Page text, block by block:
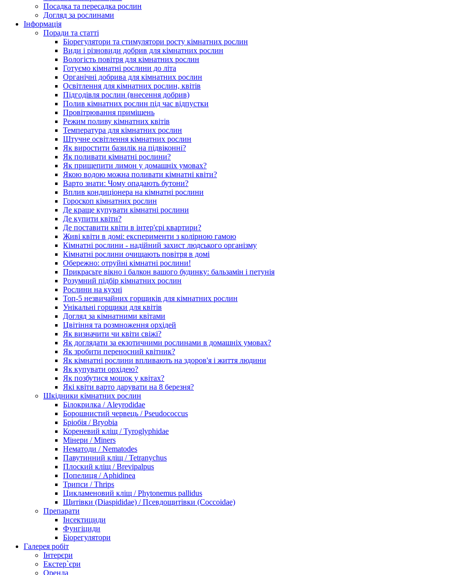
Посадка та пересадка рослин
Догляд за рослинами
Інформація
Поради та статті
Біорегулятори та стимулятори росту кімнатних рослин
Види і різновиди добрив для кімнатних рослин
Вологість повітря для кімнатних рослин
Готуємо кімнатні рослини до літа
Органічні добрива для кімнатних рослин
Освітлення для кімнатних рослин, квітів
Підгодівля рослин (внесення добрив)
Полив кімнатних рослин під час відпустки
Провітрювання приміщень
Режим поливу кімнатних квітів
Температура для кімнатних рослин
Штучне освітлення кімнатних рослин
Як виростити базилік на підвіконні?
Як поливати кімнатні рослини?
Як прищепити лимон у домашніх умовах?
Якою водою можна поливати кімнатні квіти?
Варто знати: Чому опадають бутони?
Вплив кондиціонера на кімнатні рослини
Гороскоп кімнатних рослин
Де краще купувати кімнатні рослини
Де купити квіти?
Де поставити квіти в інтер'єрі квартири?
Живі квіти в домі: експерименти з колірною гамою
Кімнатні рослини - надійний захист людського організму
Кімнатні рослини очищають повітря в домі
Обережно: отруйні кімнатні рослини!
Прикрасьте вікно і балкон вашого будинку: бальзамін і петунія
Розумний підбір кімнатних рослин
Рослини на кухні
Топ-5 незвичайних горщиків для кімнатних рослин
Унікальні горщики для квітів
Догляд за кімнатними квітами
Цвітіння та розмноження орхідей
Як визначити чи квіти свіжі?
Як доглядати за екзотичними рослинами в домашніх умовах?
Як зробити переносний квітник?
Як кімнатні рослини впливають на здоров'я і життя людини
Як купувати орхідею?
Як позбутися мошок у квітах?
Які квіти варто дарувати на 8 березня?
Шкідники кімнатних рослин
Білокрилка / Aleyrodidae
Борошнистий червець / Pseudococcus
Бріобія / Bryobia
Кореневий кліщ / Tyroglyphidae
Мінери / Miners
Нематоди / Nematodes
Павутинний кліщ / Tetranychus
Плоский кліщ / Brevipalpus
Попелиця / Aphidinea
Трипси / Thrips
Цикламеновий кліщ / Phytonemus pallidus
Щитівки (Diaspididae) / Псевдощитівки (Coccoidae)
Препарати
Інсектициди
Фунгіциди
Біорегулятори
Галерея робіт
Інтерєри
Екстер`єри
Оренда